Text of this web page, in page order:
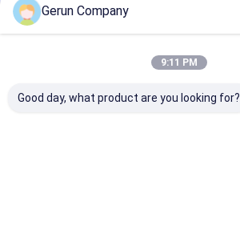
Dünner Blatt-Slitter-Punktezähler
Kartonkastenumreifungsmaschine
Unsere Kategorien
Gerun Company
9:11 PM
Good day, what product are you looking for?